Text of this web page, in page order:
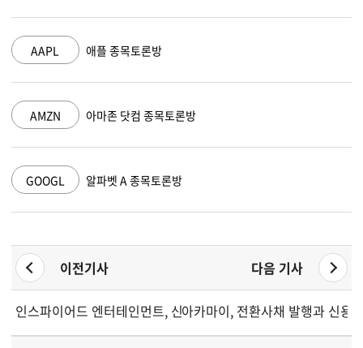
AAPL 애플 종목토론방
AMZN 아마존 닷컴 종목토론방
GOOGL 알파벳 A 종목토론방
이전기사 다음 기사
인스파이어드 엔터테인먼트, 신임 최고재무책임자 선임
아카마이, 전환사채 발행과 신용